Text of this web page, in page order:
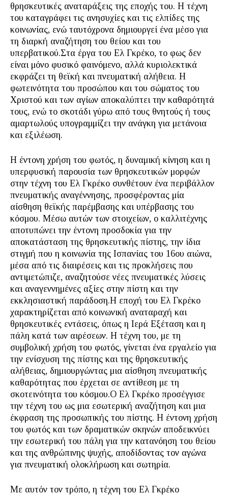
θρησκευτικές αναταράξεις της εποχής του. Η τέχνη
του καταγράφει τις ανησυχίες και τις ελπίδες της
κοινωνίας, ενώ ταυτόχρονα δημιουργεί ένα μέσο για
τη διαρκή αναζήτηση του θείου και του
υπερβατικού.Στα έργα του Ελ Γκρέκο, το φως δεν
είναι μόνο φυσικό φαινόμενο, αλλά κυριολεκτικά
εκφράζει τη θεϊκή και πνευματική αλήθεια. Η
φωτεινότητα του προσώπου και του σώματος του
Χριστού και των αγίων αποκαλύπτει την καθαρότητά
τους, ενώ το σκοτάδι γύρω από τους θνητούς ή τους
αμαρτωλούς υπογραμμίζει την ανάγκη για μετάνοια
και εξιλέωση.
Η έντονη χρήση του φωτός, η δυναμική κίνηση και η
υπερφυσική παρουσία των θρησκευτικών μορφών
στην τέχνη του Ελ Γκρέκο συνθέτουν ένα περιβάλλον
πνευματικής αναγέννησης, προσφέροντας μία
αίσθηση θεϊκής παρέμβασης και υπέρβασης του
κόσμου. Μέσω αυτών των στοιχείων, ο καλλιτέχνης
αποτυπώνει την έντονη προσδοκία για την
αποκατάσταση της θρησκευτικής πίστης, την ίδια
στιγμή που η κοινωνία της Ισπανίας του 16ου αιώνα,
μέσα από τις διαιρέσεις και τις προκλήσεις που
αντιμετώπιζε, αναζητούσε νέες πνευματικές λύσεις
και αναγεννημένες αξίες στην πίστη και την
εκκλησιαστική παράδοση.Η εποχή του Ελ Γκρέκο
χαρακτηρίζεται από κοινωνική αναταραχή και
θρησκευτικές εντάσεις, όπως η Ιερά Εξέταση και η
πάλη κατά των αιρέσεων. Η τέχνη του, με τη
συμβολική χρήση του φωτός, γίνεται ένα εργαλείο για
την ενίσχυση της πίστης και της θρησκευτικής
αλήθειας, δημιουργώντας μια αίσθηση πνευματικής
καθαρότητας που έρχεται σε αντίθεση με τη
σκοτεινότητα του κόσμου.Ο Ελ Γκρέκο προσέγγισε
την τέχνη του ως μια εσωτερική αναζήτηση και μια
έκφραση της προσωπικής του πίστης. Η έντονη χρήση
του φωτός και των δραματικών σκηνών αποδεικνύει
την εσωτερική του πάλη για την κατανόηση του θείου
και της ανθρώπινης ψυχής, αποδίδοντας τον αγώνα
για πνευματική ολοκλήρωση και σωτηρία.
Με αυτόν τον τρόπο, η τέχνη του Ελ Γκρέκο